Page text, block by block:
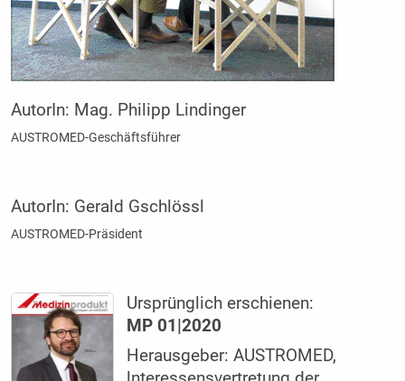
AutorIn: Mag. Philipp Lindinger
AUSTROMED-Geschäftsführer
AutorIn: Gerald Gschlössl
AUSTROMED-Präsident
Ursprünglich erschienen:
MP 01|2020
Herausgeber: AUSTROMED,